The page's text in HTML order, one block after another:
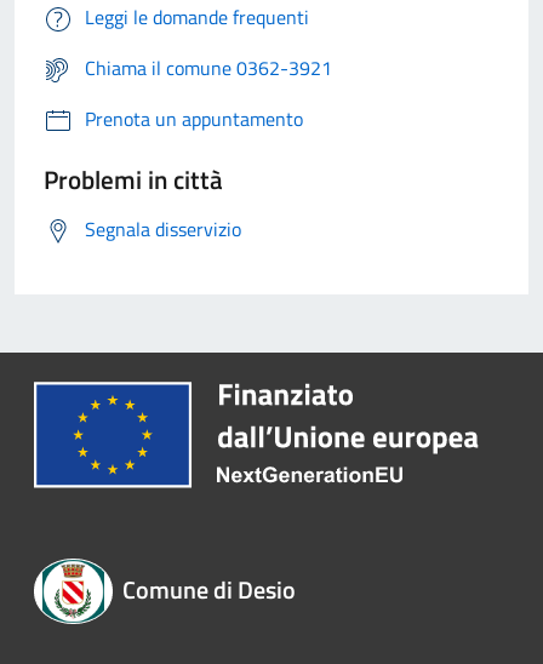
Leggi le domande frequenti
Chiama il comune 0362-3921
Prenota un appuntamento
Problemi in città
Segnala disservizio
Comune di Desio